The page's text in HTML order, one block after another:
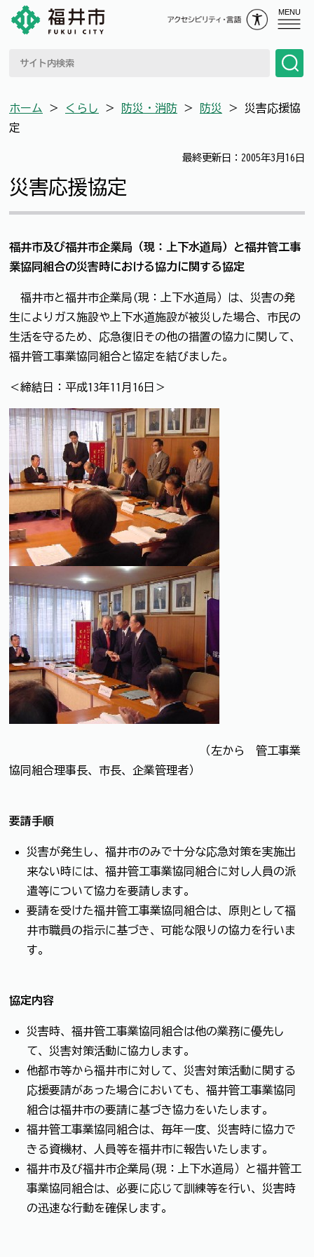
MENU
ホーム ＞ くらし ＞ 防災・消防 ＞ 防災 ＞ 災害応援協
定
最終更新日：2005年3月16日
災害応援協定
福井市及び福井市企業局（現：上下水道局）と福井管工事
業協同組合の災害時における協力に関する協定
福井市と福井市企業局(現：上下水道局）は、災害の発
生によりガス施設や上下水道施設が被災した場合、市民の
生活を守るため、応急復旧その他の措置の協力に関して、
福井管工事業協同組合と協定を結びました。
＜締結日：平成13年11月16日＞
（左から 管工事業
協同組合理事長、市長、企業管理者）
要請手順
災害が発生し、福井市のみで十分な応急対策を実施出
来ない時には、福井管工事業協同組合に対し人員の派
遣等について協力を要請します。
要請を受けた福井管工事業協同組合は、原則として福
井市職員の指示に基づき、可能な限りの協力を行いま
す。
協定内容
災害時、福井管工事業協同組合は他の業務に優先し
て、災害対策活動に協力します。
他都市等から福井市に対して、災害対策活動に関する
応援要請があった場合においても、福井管工事業協同
組合は福井市の要請に基づき協力をいたします。
福井管工事業協同組合は、毎年一度、災害時に協力で
きる資機材、人員等を福井市に報告いたします。
福井市及び福井市企業局(現：上下水道局）と福井管工
事業協同組合は、必要に応じて訓練等を行い、災害時
の迅速な行動を確保します。